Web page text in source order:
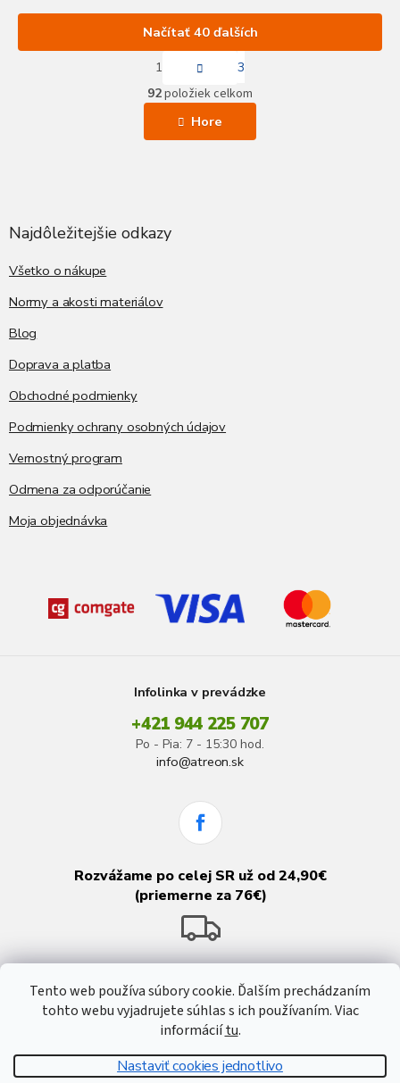
Tento web používa súbory cookie. Ďalším prechádzaním
tohto webu vyjadrujete súhlas s ich používaním. Viac
informáciítu.
Nastaviť cookies jednotlivo
O
v
l
Načítať 40 ďalších
S
t
r
á
n
k
1
3
92položiek celkom
Hore
Najdôležitejšie odkazy
Všetko o nákupe
Normy a akosti materiálov
Blog
Doprava a platba
Obchodné podmienky
Podmienky ochrany osobných údajov
Vernostný program
Odmena za odporúčanie
Moja objednávka
Infolinka v prevádzke
+421 944 225 707
Po - Pia: 7 - 15:30 hod.
info@atreon.sk
Rozvážame po celej SR už od 24,90€
(priemerne za 76€)
Vytvoril Shoptet